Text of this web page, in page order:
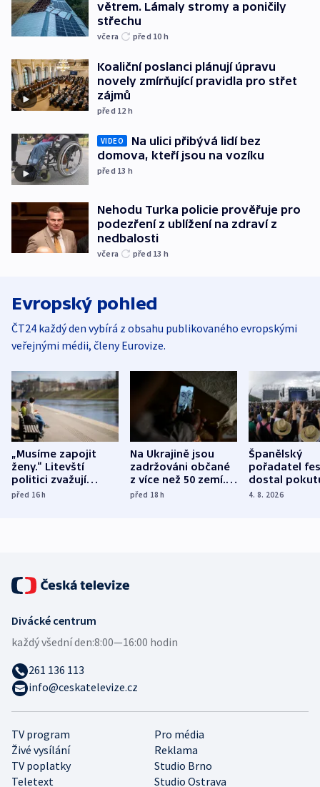
větrem. Lámaly stromy a poničily
střechu
včera před 10 h
Koaliční poslanci plánují úpravu
novely zmírňující pravidla pro střet
zájmů
před 12 h
VIDEO
Na ulici přibývá lidí bez
domova, kteří jsou na vozíku
před 13 h
Nehodu Turka policie prověřuje pro
podezření z ublížení na zdraví z
nedbalosti
včera před 13 h
Evropský pohled
ČT24 každý den vybírá z obsahu publikovaného evropskými
veřejnými médii, členy Eurovize.
„Musíme zapojit
ženy.“ Litevští
politici zvažují
dohodu o
před 16h
Na Ukrajině jsou
zadržováni občané
z více než 50 zemí.
Bojovali na straně
před 18h
Španělský
pořadatel
dostal
nekalé
4. 8. 2026
TV program
Pro média
Živé vysílání
Reklama
TV poplatky
Studio Brno
Teletext
Studio Ostrava
Divácké centrum
každý všední den:8:00—16:00 hodin
261 136 113
info@ceskatelevize.cz